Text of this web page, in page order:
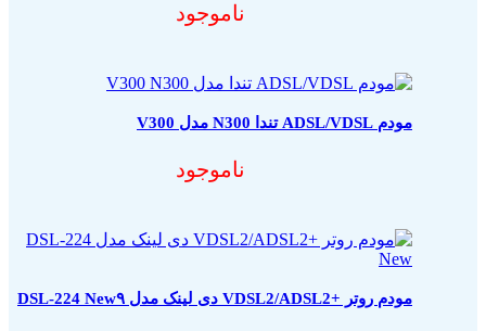
ناموجود
مودم ADSL/VDSL تندا N300 مدل V300
ناموجود
مودم روتر +VDSL2/ADSL2 دی لینک مدل DSL-224 New۹